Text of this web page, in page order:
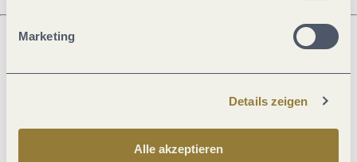
Marketing
Details zeigen
Alle akzeptieren
Anreise planen